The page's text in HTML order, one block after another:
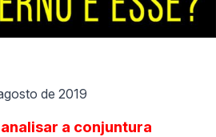
de 2019
a conjuntura